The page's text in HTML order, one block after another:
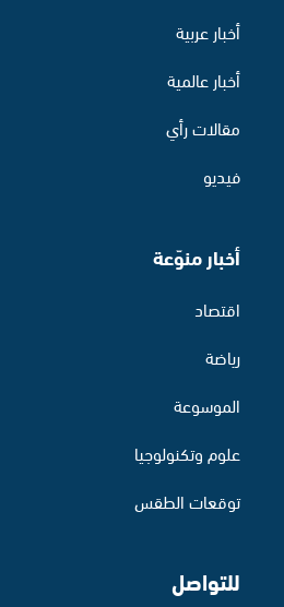
أخبار عربية
أخبار عالمية
مقالات رأي
فيديو
أخبار منوّعة
اقتصاد
رياضة
الموسوعة
علوم وتكنولوجيا
توقعات الطقس
للتواصل